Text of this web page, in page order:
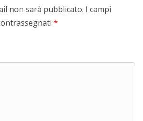
non sarà pubblicato. I campi
*